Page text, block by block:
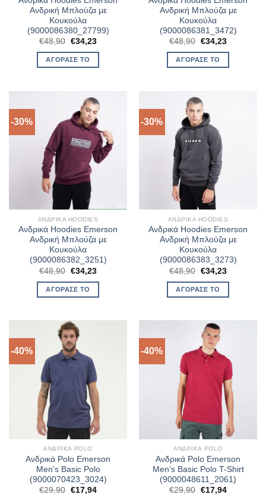
Ανδρική Μπλούζα με
Κουκούλα
(9000086380_27799)
€48,90 Original
was:
€48,90.
€34,23Η
ΑΓΌΡΑΣΈ ΤΟ
Ανδρική Μπλούζα με
Κουκούλα
(9000086381_3472)
€48,90 Original
was:
€48,90.
€34,23Η
ΑΓΌΡΑΣΈ ΤΟ
-30%
ΑΝΔΡΙΚΆ HOODIES
Ανδρικά Hoodies Emerson
Ανδρική Μπλούζα με
Κουκούλα
(9000086382_3251)
€48,90 Original
price
was:
€48,90.
€34,23Η
τιμή
ΑΓΌΡΑΣΈ ΤΟ
-30%
ΑΝΔΡΙΚΆ HOODIES
Ανδρικά Hoodies Emerson
Ανδρική Μπλούζα με
Κουκούλα
(9000086383_3273)
€48,90 Original
price
was:
€48,90.
€34,23Η
τιμή
ΑΓΌΡΑΣΈ ΤΟ
-40%
ΑΝΔΡΙΚΆ POLO
Ανδρικά Polo Emerson
Men’s Basic Polo
(9000070423_3024)
€29,90 Original
€17,94Η
-40%
ΑΝΔΡΙΚΆ POLO
Ανδρικά Polo Emerson
Men’s Basic Polo T-Shirt
(9000048611_2061)
€29,90 Original
€17,94Η